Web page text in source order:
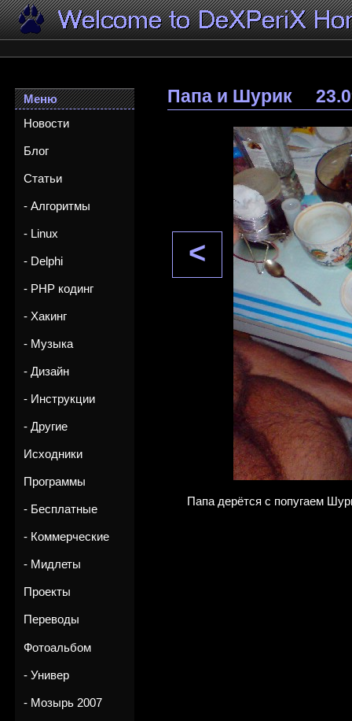
Меню
Новости
Блог
Статьи
- Алгоритмы
- Linux
- Delphi
- PHP кодинг
- Хакинг
- Музыка
- Дизайн
- Инструкции
- Другие
Исходники
Программы
- Бесплатные
- Коммерческие
- Мидлеты
Проекты
Переводы
Фотоальбом
- Универ
- Мозырь 2007
Папа и Шурик
<
Папа дерётся с попугаем